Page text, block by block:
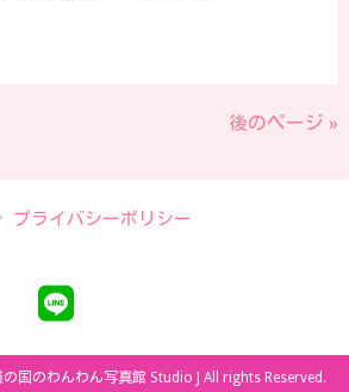
後のページ »
プライバシーポリシー
国のわんわん写真館 Studio J All rights Reserved.